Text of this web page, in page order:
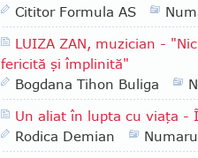
Cititor Formula AS
LUIZA ZAN, muzician -
fericită şi împlinită"
Bogdana Tihon Buliga
Un aliat în lupta cu viaţa -
Rodica Demian